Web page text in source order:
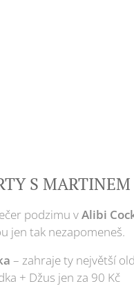
S
podzimu vAlibi
jen tak nezapomeneš.
– zahraje ty největší
+ Džus jen za 90 Kč